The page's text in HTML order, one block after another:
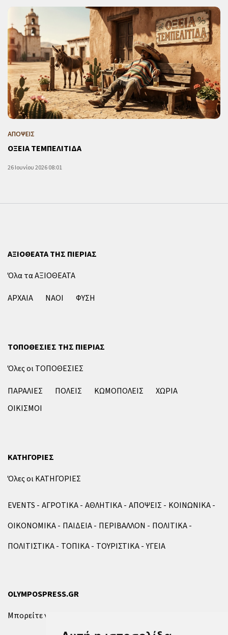
ΑΠΟΨΕΙΣ
ΟΞΕΙΑ ΤΕΜΠΕΛΙΤΙΔΑ
26 Ιουνίου 2026 08:01
ΑΞΙΟΘΕΑΤΑ ΤΗΣ ΠΙΕΡΙΑΣ
Όλα τα ΑΞΙΟΘΕΑΤΑ
ΑΡΧΑΙΑ
ΝΑΟΙ ΦΥΣΗ
ΤΟΠΟΘΕΣΙΕΣ ΤΗΣ ΠΙΕΡΙΑΣ
Όλες οι ΤΟΠΟΘΕΣΙΕΣ
ΠΑΡΑΛΙΕΣ
ΠΟΛΕΙΣ ΚΩΜΟΠΟΛΕΙΣ
ΧΩΡΙΑ
ΟΙΚΙΣΜΟΙ
ΚΑΤΗΓΟΡΙΕΣ
Όλες οι ΚΑΤΗΓΟΡΙΕΣ
EVENTS ΑΓΡΟΤΙΚΑ ΑΘΛΗΤΙΚΑ ΑΠΟΨΕΙΣ
ΚΟΙΝΩΝΙΚΑ
ΟΙΚΟΝΟΜΙΚΑ
ΠΑΙΔΕΙΑ ΠΕΡΙΒΑΛΛΟΝ
ΠΟΛΙΤΙΚΑ
ΠΟΛΙΤΙΣΤΙΚΑ
ΤΟΠΙΚΑ ΤΟΥΡΙΣΤΙΚΑ ΥΓΕΙΑ
OLYMPOSPRESS.GR
Μπορείτε να επικοινωνήσετε μαζί μας μέσω της